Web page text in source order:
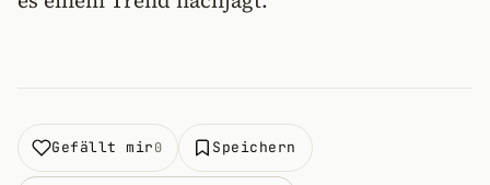
Gefällt mir0 Speichern